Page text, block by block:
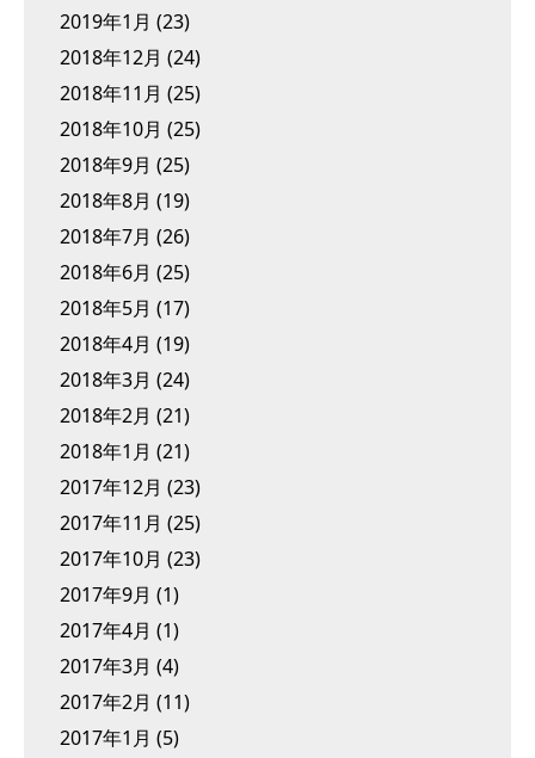
2019年1月 (23)
2018年12月 (24)
2018年11月 (25)
2018年10月 (25)
2018年9月 (25)
2018年8月 (19)
2018年7月 (26)
2018年6月 (25)
2018年5月 (17)
2018年4月 (19)
2018年3月 (24)
2018年2月 (21)
2018年1月 (21)
2017年12月 (23)
2017年11月 (25)
2017年10月 (23)
2017年9月 (1)
2017年4月 (1)
2017年3月 (4)
2017年2月 (11)
2017年1月 (5)